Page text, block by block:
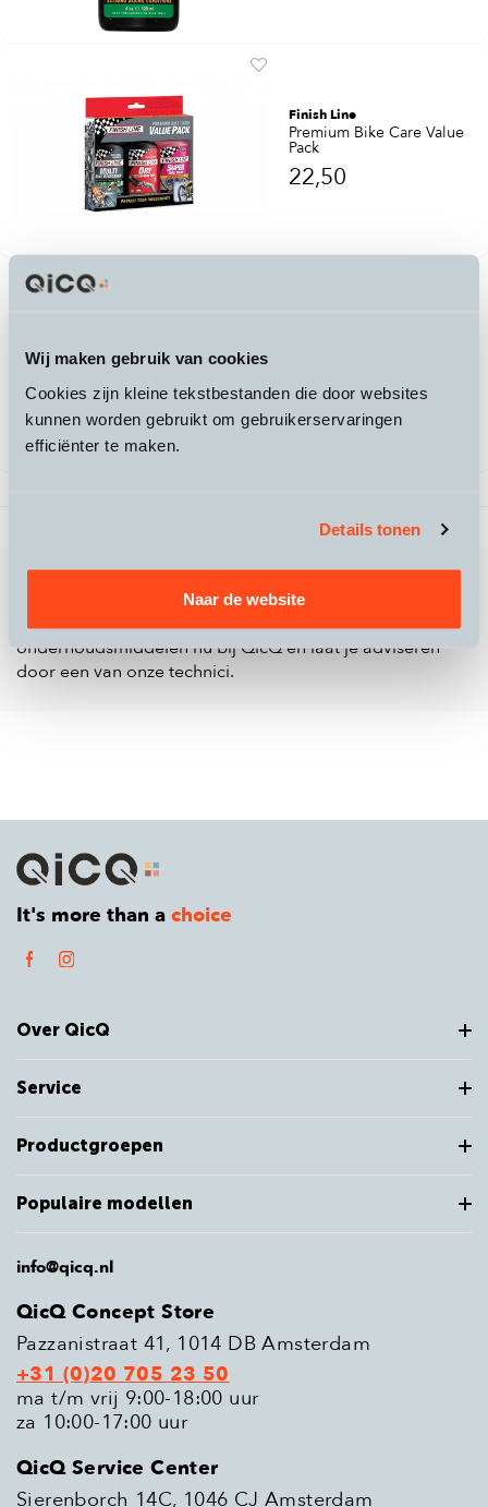
Wij maken gebruik van cookies
Cookies zijn kleine tekstbestanden die door websites
kunnen worden gebruikt om gebruikerservaringen
efficiënter te maken.
Details tonen
Naar de website
Finish Line
Premium Bike Care Value
Pack
22,50
8,50
Vorige 1 / 1 Volgende
Finish Line biedt een breed scala aan producten die
ervoor zorgen dat jouw fiets, e-bike of speed pedelec in
goede staat blijft verkeren. Bestel de
onderhoudsmiddelen nu bij QicQ en laat je adviseren
door een van onze technici.
It's more than a choice
Over QicQ
Service
Productgroepen
Populaire modellen
info@qicq.nl
QicQ Concept Store
Pazzanistraat 41, 1014 DB Amsterdam
+31 (0)20 705 23 50
ma t/m vrij 9:00-18:00 uur
za 10:00-17:00 uur
QicQ Service Center
Sierenborch 14C, 1046 CJ Amsterdam